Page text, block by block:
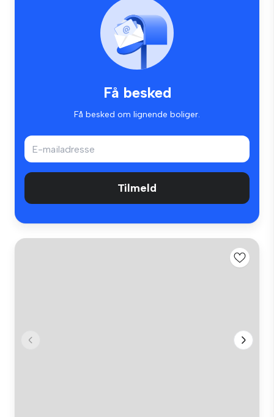
Få besked
Få besked om lignende boliger.
Tilmeld